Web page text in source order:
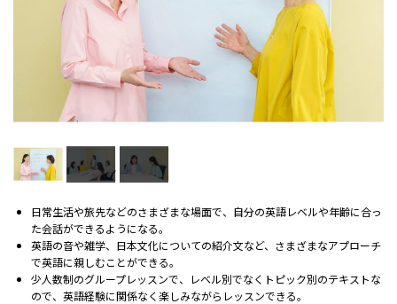
日常生活や旅先などのさまざまな場面で、自分の英語レベルや年齢に合っ
た会話ができるようになる。
英語の音や雑学、日本文化についての紹介文など、さまざまなアプローチ
で英語に親しむことができる。
少人数制のグループレッスンで、レベル別でなくトピック別のテキストな
ので、英語経験に関係なく楽しみながらレッスンできる。